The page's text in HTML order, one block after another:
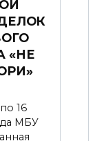
«НЕ
16
МБУ